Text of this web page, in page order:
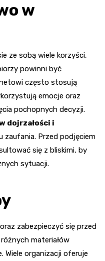
w
ze sobą wiele korzyści,
powinni być
często stosują
emocje oraz
pochopnych decyzji.
dojrzałości i
zaufania. Przed podjęciem
się z bliskimi, by
sytuacji.
zabezpieczyć się przed
materiałów
Wiele organizacji oferuje